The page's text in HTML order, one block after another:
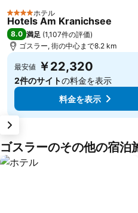
4 ホテルのランク
ホテル
Hotels Am Kranichsee
8.0 満足 (1,107件の評価)
ゴスラー, 街の中心まで8.2 km
最安値 ￥22,320
2件のサイトの料金を表示
料金を表示
ゴスラーのその他の宿泊